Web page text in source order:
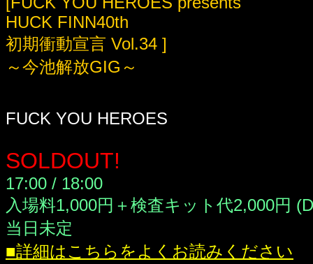
HUCK FINN40th
初期衝動宣言 Vol.34 ]
～今池解放GIG～
FUCK YOU HEROES
SOLDOUT!
17:00 / 18:00
入場料1,000円＋検査キット代2,000円
当日未定
■詳細はこちらをよくお読みください